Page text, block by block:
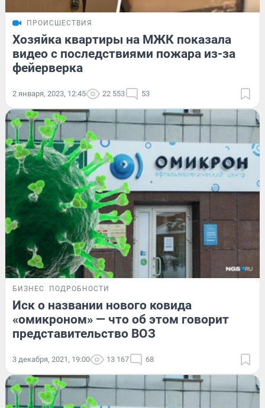
ПРОИСШЕСТВИЯ
Хозяйка квартиры на МЖК показала
видео с последствиями пожара из-за
фейерверка
2 января, 2023, 12:45 22 553 53
БИЗНЕС ПОДРОБНОСТИ
Иск о названии нового ковида
«омикроном» — что об этом говорит
представительство ВОЗ
3 декабря, 2021, 19:00 13 167 68